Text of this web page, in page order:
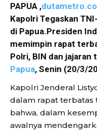
PAPUA ,
Kapolri Tegaskan
di Papua.Presiden
memimpin rapat
Polri, BIN dan
Papua, Senin (20/3/
Kapolri Jenderal
dalam rapat
bahwa, dalam
awalnya